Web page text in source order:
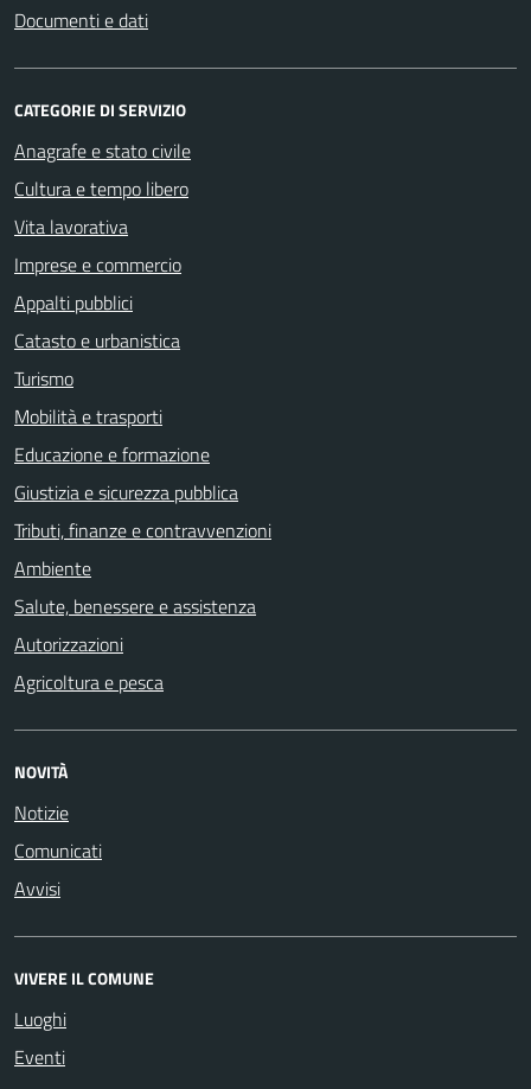
Documenti e dati
CATEGORIE DI SERVIZIO
Anagrafe e stato civile
Cultura e tempo libero
Vita lavorativa
Imprese e commercio
Appalti pubblici
Catasto e urbanistica
Turismo
Mobilità e trasporti
Educazione e formazione
Giustizia e sicurezza pubblica
Tributi, finanze e contravvenzioni
Ambiente
Salute, benessere e assistenza
Autorizzazioni
Agricoltura e pesca
NOVITÀ
Notizie
Comunicati
Avvisi
VIVERE IL COMUNE
Luoghi
Eventi